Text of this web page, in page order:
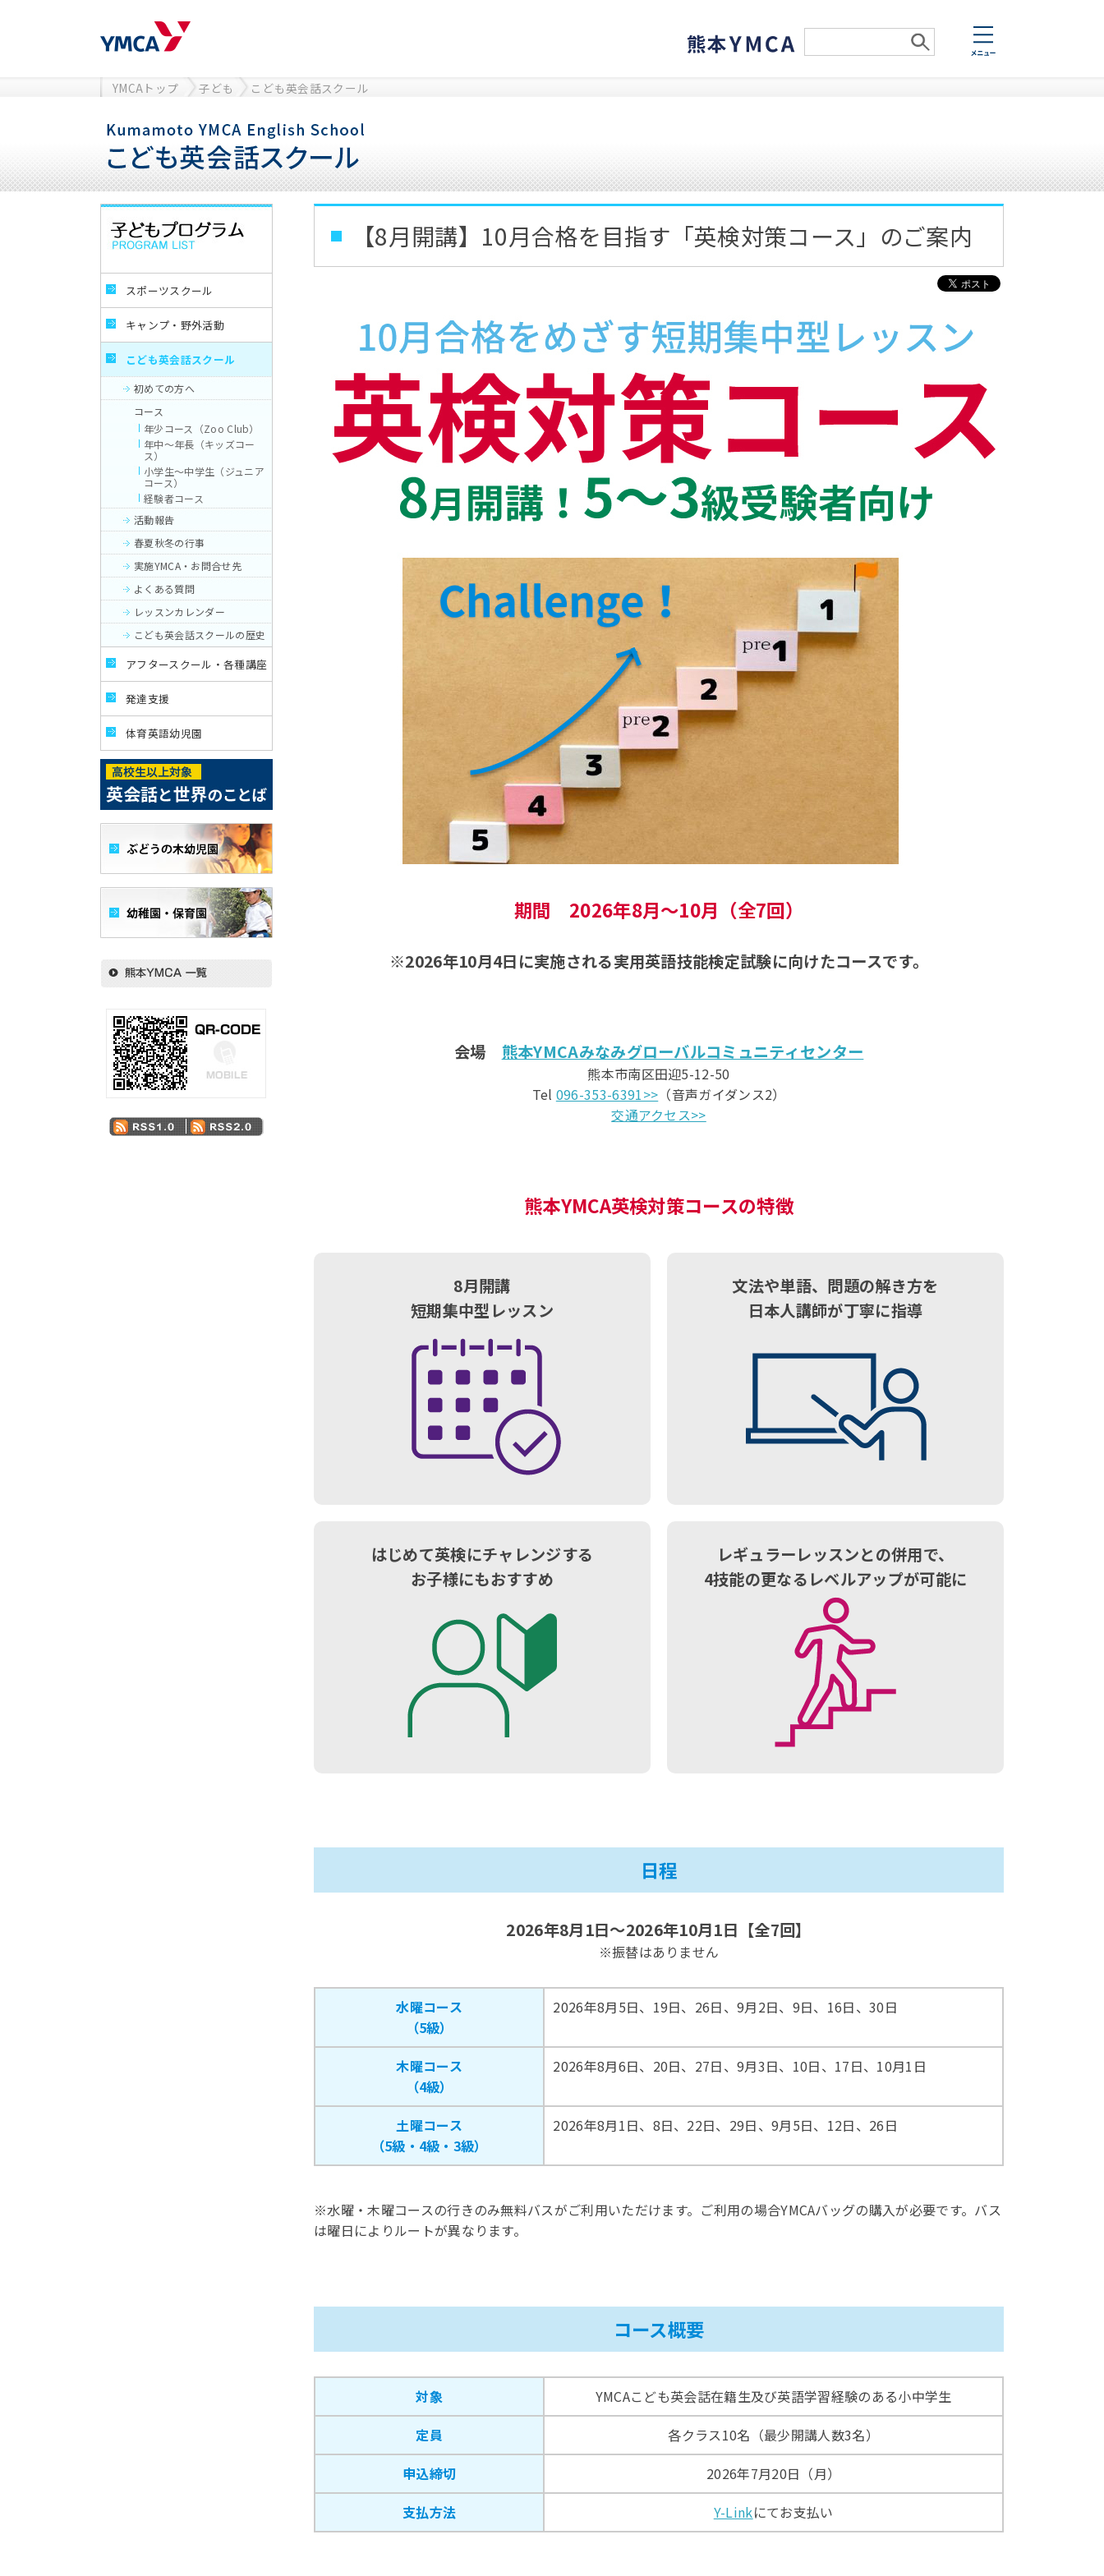
YMCAトップ 子ども こども英会話スクール
スポーツスクール
キャンプ・野外活動
こども英会話スクール
初めての方へ
コース
年少コース（Zoo Club）
年中～年長（キッズコー
ス）
小学生～中学生（ジュニア
コース）
経験者コース
活動報告
春夏秋冬の行事
実施YMCA・お問合せ先
よくある質問
レッスンカレンダー
こども英会話スクールの歴史
アフタースクール・各種講座
発達支援
体育英語幼児園
【8月開講】10月合格を目指す「英検対策コース」のご案内
期間 2026年8月～10月（全7回）
※2026年10月4日に実施される実用英語技能検定試験に向けたコースです。
会場 熊本YMCAみなみグローバルコミュニティセンター
熊本市南区田迎5-12-50
Tel 096-353-6391>> （音声ガイダンス2）
交通アクセス>>
熊本YMCA英検対策コースの特徴
8月開講
短期集中型レッスン
文法や単語、問題の解き方を
日本人講師が丁寧に指導
はじめて英検にチャレンジする
お子様にもおすすめ
レギュラーレッスンとの併用で、
4技能の更なるレベルアップが可能に
日程
2026年8月1日～2026年10月1日【全7回】
※振替はありません
水曜コース
（5級）
2026年8月5日、19日、26日、9月2日、9日、16日、30日
木曜コース
（4級）
2026年8月6日、20日、27日、9月3日、10日、17日、10月1日
土曜コース
（5級・4級・3級）
2026年8月1日、8日、22日、29日、9月5日、12日、26日
※水曜・木曜コースの行きのみ無料バスがご利用いただけます。ご利用の場合YMCAバッグの購入が必要です。バス
は曜日によりルートが異なります。
コース概要
対象
YMCAこども英会話在籍生及び英語学習経験のある小中学生
定員
各クラス10名（最少開講人数3名）
申込締切
2026年7月20日（月）
支払方法
Y-Linkにてお支払い